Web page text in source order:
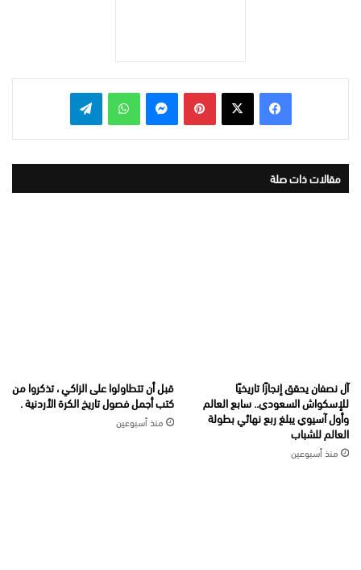
بينتيريست واتساب
مقالات ذات صلة
آل نصفان يحقق إنجازًا تاريخيًا
للإسكواش السعودي.. سابع العالم
وأول آسيوي يبلغ ربع نهائي بطولة
العالم للشباب
منذ أسبوعين
قبل أن تتطاولوا على الزاكي ، تذكروا من
كتب أجمل فصول تاريخ الكرة الأردنية .
منذ أسبوعين